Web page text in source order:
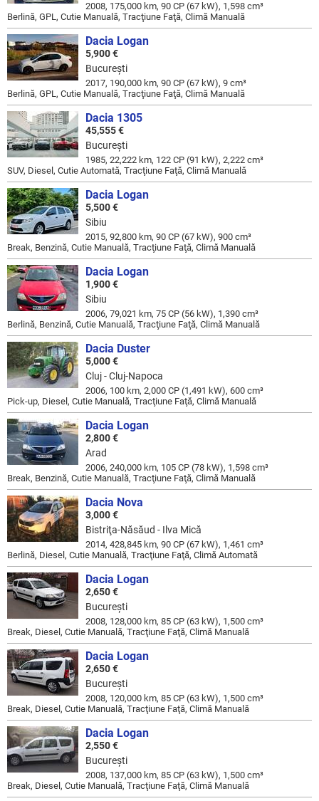
2008, 175,000 km, 90 CP (67 kW), 1,598 cm³
Berlină, GPL, Cutie Manuală, Tracţiune Faţă, Climă Manuală
Dacia Logan
5,900 €
Bucureşti
2017, 190,000 km, 90 CP (67 kW), 9 cm³
Berlină, GPL, Cutie Manuală, Tracţiune Faţă, Climă Manuală
Dacia 1305
45,555 €
Bucureşti
1985, 22,222 km, 122 CP (91 kW), 2,222 cm³
SUV, Diesel, Cutie Automată, Tracţiune Faţă, Climă Manuală
Dacia Logan
5,500 €
Sibiu
2015, 92,800 km, 90 CP (67 kW), 900 cm³
Break, Benzină, Cutie Manuală, Tracţiune Faţă, Climă Manuală
Dacia Logan
1,900 €
Sibiu
2006, 79,021 km, 75 CP (56 kW), 1,390 cm³
Berlină, Benzină, Cutie Manuală, Tracţiune Faţă, Climă Manuală
Dacia Duster
5,000 €
Cluj - Cluj-Napoca
2006, 100 km, 2,000 CP (1,491 kW), 600 cm³
Pick-up, Diesel, Cutie Manuală, Tracţiune Faţă, Climă Manuală
Dacia Logan
2,800 €
Arad
2006, 240,000 km, 105 CP (78 kW), 1,598 cm³
Break, Benzină, Cutie Manuală, Tracţiune Faţă, Climă Manuală
Dacia Nova
3,000 €
Bistriţa-Năsăud - Ilva Mică
2014, 428,845 km, 90 CP (67 kW), 1,461 cm³
Berlină, Diesel, Cutie Manuală, Tracţiune Faţă, Climă Automată
Dacia Logan
2,650 €
Bucureşti
2008, 128,000 km, 85 CP (63 kW), 1,500 cm³
Break, Diesel, Cutie Manuală, Tracţiune Faţă, Climă Manuală
Dacia Logan
2,650 €
Bucureşti
2008, 120,000 km, 85 CP (63 kW), 1,500 cm³
Break, Diesel, Cutie Manuală, Tracţiune Faţă, Climă Manuală
Dacia Logan
2,550 €
Bucureşti
2008, 137,000 km, 85 CP (63 kW), 1,500 cm³
Break, Diesel, Cutie Manuală, Tracţiune Faţă, Climă Manuală